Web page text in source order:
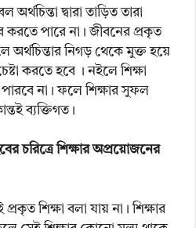
দ্বারা তাড়িত তারা
করতে পারে না। জীবনের প্রকৃত
অর্থচিন্তার নিগড় থেকে মুক্ত হয়ে
করতে হবে । নইলে শিক্ষা
না। ফলে শিক্ষার সুফল
ব্যক্তিগত।
চরিত্রে শিক্ষার অপ্রয়োজনের
প্রকৃত শিক্ষা বলা যায় না। শিক্ষার